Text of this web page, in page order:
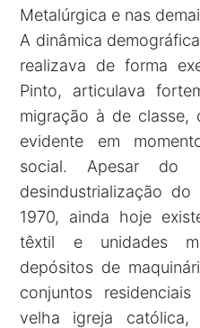
Metalúrgica e nas
A dinâmica
realizava de forma
Pinto, articulava
migração à de classe,
evidente em
social. Apesar do
desindustrialização
1970, ainda hoje
têxtil e unidades
depósitos de
conjuntos
velha igreja católica,